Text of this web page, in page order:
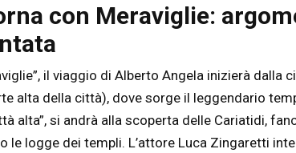
con Meraviglie:
il viaggio di Alberto Angela inizierà dalla
alta della città), dove sorge il leggendario
alta”, si andrà alla scoperta delle Cariatidi,
le logge dei templi. L’attore Luca Zingaretti